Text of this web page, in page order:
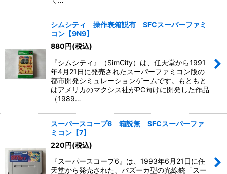
シムシティ 操作表箱説有 SFCスーパーファミ
コン【9N9】
880円(税込)
『シムシティ』（SimCity）は、任天堂から1991
年4月21日に発売されたスーパーファミコン版の
都市開発シミュレーションゲームです。もともと
はアメリカのマクシス社がPC向けに開発した作品
（1989…
スーパースコープ6 箱説無 SFCスーパーファ
ミコン【7】
220円(税込)
『スーパースコープ6』は、1993年6月21日に任
天堂から発売された、バズーカ型の光線銃「スー